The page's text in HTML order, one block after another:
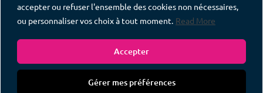
accepter ou refuser l'ensemble des cookies non nécessaires,
ou personnaliser vos choix à tout moment. Read More
Gérer mes préférences
Accepter